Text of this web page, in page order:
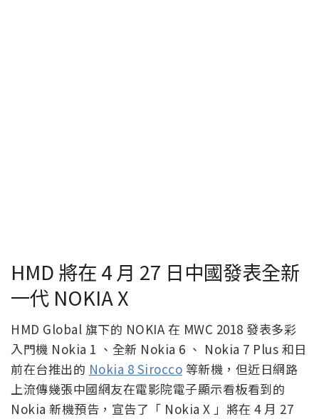
HMD 將在 4 月 27 日中國發表全新
一代 NOKIA X
HMD Global 旗下的 NOKIA 在 MWC 2018 發表多彩
入門機 Nokia 1 、全新 Nokia 6 、 Nokia 7 Plus 和日
前在台推出的 Nokia 8 Sirocco 等新機，但近日網路
上流傳幾張中國網友在電影院電子顯示看板看到的
Nokia 新機預告，宣告了「 Nokia X 」將在 4 月 27